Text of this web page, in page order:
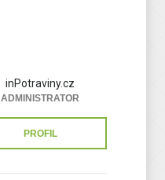
inPotraviny.cz
ADMINISTRATOR
PROFIL